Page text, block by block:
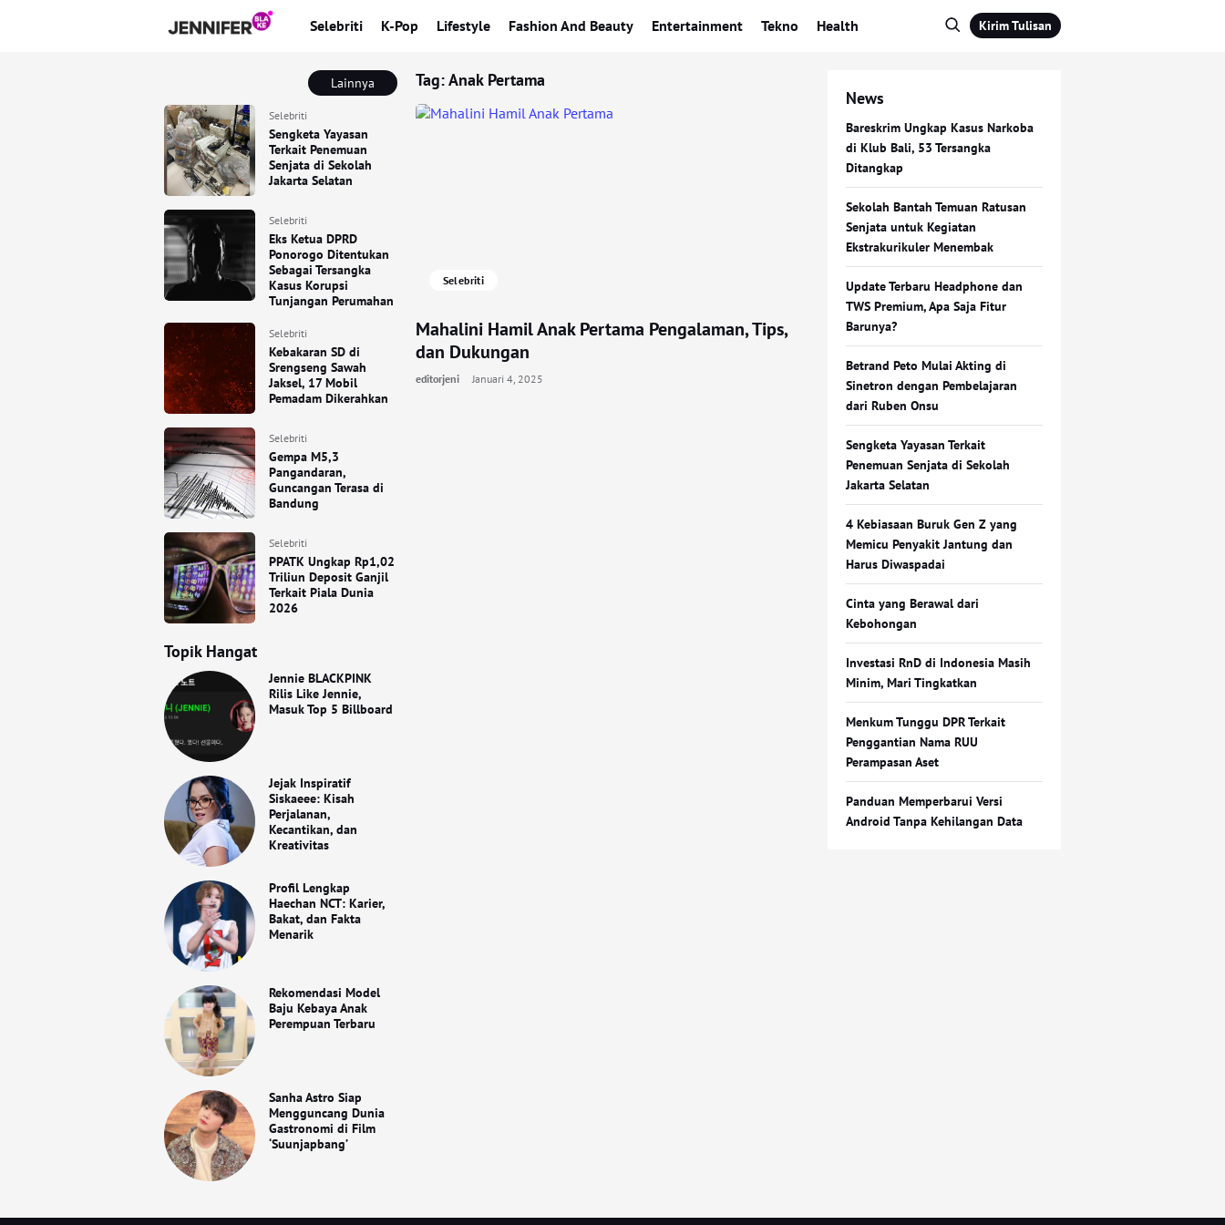
Selebriti K-Pop Lifestyle Fashion And Beauty Entertainment Tekno Health Kirim Tulisan
Lainnya
Selebriti
Sengketa Yayasan
Terkait Penemuan
Senjata di Sekolah
Jakarta Selatan
Selebriti
Eks Ketua DPRD
Ponorogo Ditentukan
Sebagai Tersangka
Kasus Korupsi
Tunjangan Perumahan
Selebriti
Kebakaran SD di
Srengseng Sawah
Jaksel, 17 Mobil
Pemadam Dikerahkan
Selebriti
Gempa M5,3
Pangandaran,
Guncangan Terasa di
Bandung
Selebriti
PPATK Ungkap Rp1,02
Triliun Deposit Ganjil
Terkait Piala Dunia
2026
Topik Hangat
Jennie BLACKPINK
Rilis Like Jennie,
Masuk Top 5 Billboard
Jejak Inspiratif
Siskaeee: Kisah
Perjalanan,
Kecantikan, dan
Kreativitas
Profil Lengkap
Haechan NCT: Karier,
Bakat, dan Fakta
Menarik
Rekomendasi Model
Baju Kebaya Anak
Perempuan Terbaru
Sanha Astro Siap
Mengguncang Dunia
Gastronomi di Film
‘Suunjapbang’
Tag:Anak Pertama
Selebriti
Mahalini Hamil Anak Pertama Pengalaman, Tips,
dan Dukungan
editorjeni Januari 4, 2025
News
Bareskrim Ungkap Kasus Narkoba
di Klub Bali, 53 Tersangka
Ditangkap
Sekolah Bantah Temuan Ratusan
Senjata untuk Kegiatan
Ekstrakurikuler Menembak
Update Terbaru Headphone dan
TWS Premium, Apa Saja Fitur
Barunya?
Betrand Peto Mulai Akting di
Sinetron dengan Pembelajaran
dari Ruben Onsu
Sengketa Yayasan Terkait
Penemuan Senjata di Sekolah
Jakarta Selatan
4 Kebiasaan Buruk Gen Z yang
Memicu Penyakit Jantung dan
Harus Diwaspadai
Cinta yang Berawal dari
Kebohongan
Investasi RnD di Indonesia Masih
Minim, Mari Tingkatkan
Menkum Tunggu DPR Terkait
Penggantian Nama RUU
Perampasan Aset
Panduan Memperbarui Versi
Android Tanpa Kehilangan Data